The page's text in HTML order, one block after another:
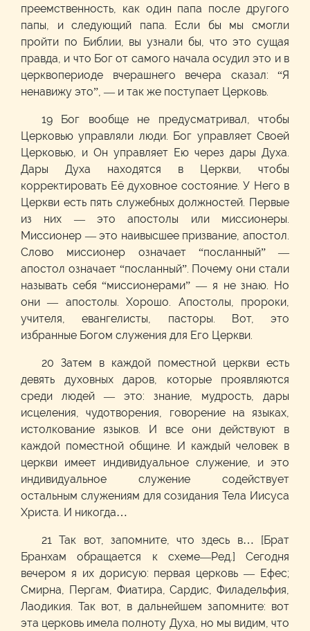
преемственность, как один папа после другого
папы, и следующий папа. Если бы мы смогли
пройти по Библии, вы узнали бы, что это сущая
правда, и что Бог от самого начала осудил это и в
церквопериоде вчерашнего вечера сказал: “Я
ненавижу это”, — и так же поступает Церковь.
19 Бог вообще не предусматривал, чтобы
Церковью управляли люди. Бог управляет Своей
Церковью, и Он управляет Ею через дары Духа.
Дары Духа находятся в Церкви, чтобы
корректировать Её духовное состояние. У Него в
Церкви есть пять служебных должностей. Первые
из них — это апостолы или миссионеры.
Миссионер — это наивысшее призвание, апостол.
Слово миссионер означает “посланный” —
апостол означает “посланный”. Почему они стали
называть себя “миссионерами” — я не знаю. Но
они — апостолы. Хорошо. Апостолы, пророки,
учителя, евангелисты, пасторы. Вот, это
избранные Богом служения для Его Церкви.
20 Затем в каждой поместной церкви есть
девять духовных даров, которые проявляются
среди людей — это: знание, мудрость, дары
исцеления, чудотворения, говорение на языках,
истолкование языков. И все они действуют в
каждой поместной общине. И каждый человек в
церкви имеет индивидуальное служение, и это
индивидуальное служение содействует
остальным служениям для созидания Тела Иисуса
Христа. И никогда…
21 Так вот, запомните, что здесь в… [Брат
Бранхам обращается к схеме—Ред.] Сегодня
вечером я их дорисую: первая церковь — Ефес;
Смирна, Пергам, Фиатира, Сардис, Филадельфия,
Лаодикия. Так вот, в дальнейшем запомните: вот
эта церковь имела полноту Духа, но мы видим, что